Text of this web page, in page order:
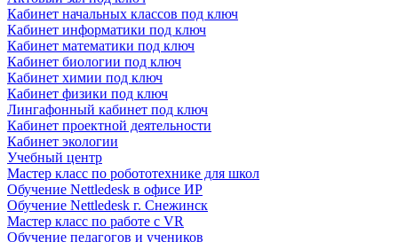
Кабинет начальных классов под ключ
Кабинет информатики под ключ
Кабинет математики под ключ
Кабинет биологии под ключ
Кабинет химии под ключ
Кабинет физики под ключ
Лингафонный кабинет под ключ
Кабинет проектной деятельности
Кабинет экологии
Учебный центр
Мастер класс по робототехнике для школ
Обучение Nettledesk в офисе ИР
Обучение Nettledesk г. Снежинск
Мастер класс по работе с VR
Обучение педагогов и учеников